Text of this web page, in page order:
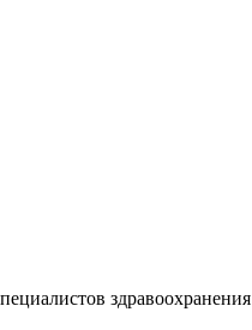
здравоохранения